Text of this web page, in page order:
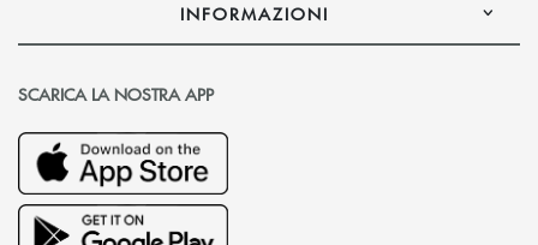
INFORMAZIONI
SCARICA LA NOSTRA APP